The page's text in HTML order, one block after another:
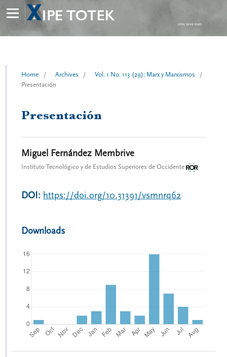
Home / Archives / Vol. 1 No. 113 (29): Marx y Marxismos
/
Presentación
Presentación
Miguel Fernández Membrive
Instituto Tecnológico y de Estudios Superiores de Occidente
DOI: https://doi.org/10.31391/vsmnrq62
Downloads